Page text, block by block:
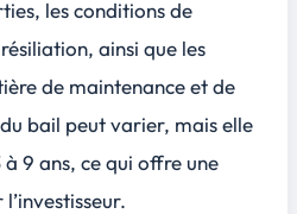
les conditions de
ainsi que les
de maintenance et de
bail peut varier, mais elle
9 ans, ce qui offre une
l’investisseur.